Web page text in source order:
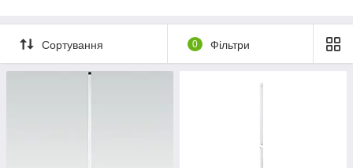
Сортування 0 Фільтри